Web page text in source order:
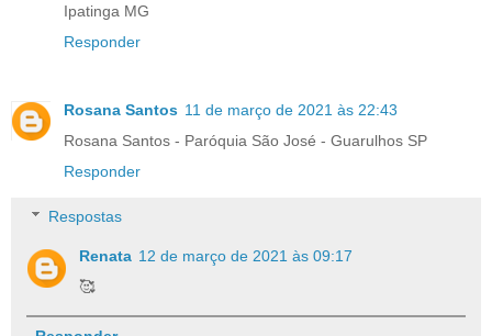
Ipatinga MG
Responder
Rosana Santos 11 de março de 2021 às 22:43
Rosana Santos - Paróquia São José - Guarulhos SP
Responder
Respostas
Renata 12 de março de 2021 às 09:17
🥰